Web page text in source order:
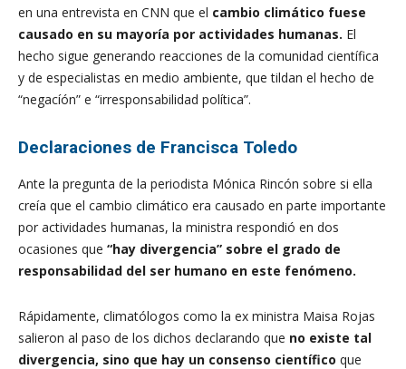
en una entrevista en CNN que el cambio climático fuese
causado en su mayoría por actividades humanas. El
hecho sigue generando reacciones de la comunidad científica
y de especialistas en medio ambiente, que tildan el hecho de
“negacíón” e “irresponsabilidad política”.
Declaraciones de Francisca Toledo
Ante la pregunta de la periodista Mónica Rincón sobre si ella
creía que el cambio climático era causado en parte importante
por actividades humanas, la ministra respondió en dos
ocasiones que “hay divergencia” sobre el grado de
responsabilidad del ser humano en este fenómeno.
Rápidamente, climatólogos como la ex ministra Maisa Rojas
salieron al paso de los dichos declarando que no existe tal
divergencia, sino que hay un consenso científico que